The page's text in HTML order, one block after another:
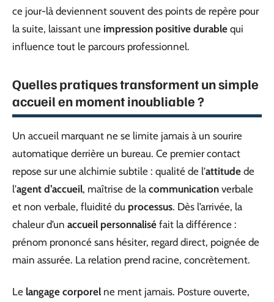
ce jour-là deviennent souvent des points de repère pour
la suite, laissant une impression positive durable qui
influence tout le parcours professionnel.
Quelles pratiques transforment un simple
accueil en moment inoubliable ?
Un accueil marquant ne se limite jamais à un sourire
automatique derrière un bureau. Ce premier contact
repose sur une alchimie subtile : qualité de l’attitude de
l’agent d’accueil, maîtrise de la communication verbale
et non verbale, fluidité du processus. Dès l’arrivée, la
chaleur d’un accueil personnalisé fait la différence :
prénom prononcé sans hésiter, regard direct, poignée de
main assurée. La relation prend racine, concrètement.
Le langage corporel ne ment jamais. Posture ouverte,